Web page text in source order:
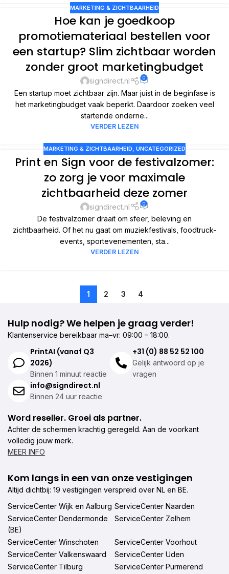
MARKETING & ZICHTBAARHEID
Hoe kan je goedkoop
promotiemateriaal bestellen voor
een startup? Slim zichtbaar worden
zonder groot marketingbudget
signdirect.nl 0
Een startup moet zichtbaar zijn. Maar juist in de beginfase is
het marketingbudget vaak beperkt. Daardoor zoeken veel
startende onderne...
VERDER LEZEN
MARKETING & ZICHTBAARHEID, UNCATEGORIZED
Print en Sign voor de festivalzomer:
zo zorg je voor maximale
zichtbaarheid deze zomer
signdirect.nl 0
De festivalzomer draait om sfeer, beleving en
zichtbaarheid. Of het nu gaat om muziekfestivals, foodtruck-
events, sportevenementen, sta...
VERDER LEZEN
1 2 3 4
Hulp nodig? We helpen je graag verder!
Klantenservice bereikbaar ma–vr: 09:00 – 18:00.
PrintAI (vanaf Q3
2026)
Binnen 1 minuut reactie
+31 (0) 88 52 52 100
Gelijk antwoord op je
vragen
info@signdirect.nl
Binnen 24 uur reactie
Word reseller. Groei als partner.
Achter de schermen krachtig geregeld. Aan de voorkant
volledig jouw merk.
MEER INFO
Kom langs in een van onze vestigingen
Altijd dichtbij: 19 vestigingen verspreid over NL en BE.
ServiceCenter Wijk en Aalburg ServiceCenter Naarden
ServiceCenter Dendermonde
(BE)
ServiceCenter Zelhem
ServiceCenter Winschoten
ServiceCenter Voorhout
ServiceCenter Valkenswaard
ServiceCenter Uden
ServiceCenter Tilburg
ServiceCenter Purmerend